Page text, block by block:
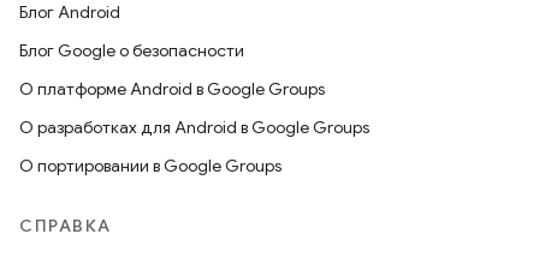
Блог Android
Блог Google о безопасности
О платформе Android в Google Groups
О разработках для Android в Google Groups
О портировании в Google Groups
СПРАВКА